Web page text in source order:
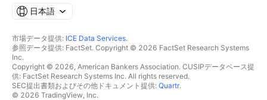
日本語
市場データ提供: ICE Data Services.
参照データ提供: FactSet. Copyright © 2026 FactSet Research Systems
Inc.
Copyright © 2026, American Bankers Association. CUSIPデータベース提
供: FactSet Research Systems Inc. All rights reserved.
SEC提出書類およびその他ドキュメント提供: Quartr.
© 2026 TradingView, Inc.